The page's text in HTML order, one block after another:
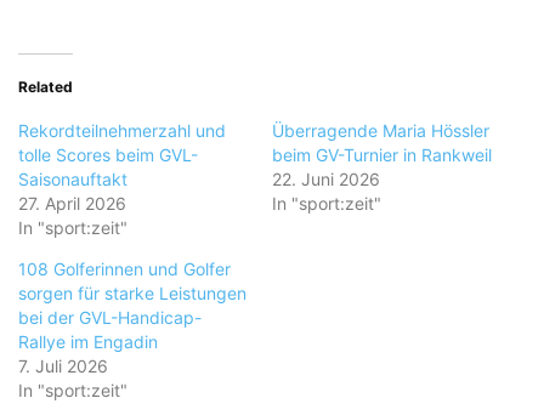
Related
Rekordteilnehmerzahl und
tolle Scores beim GVL-
Saisonauftakt
27. April 2026
In "sport:zeit"
Überragende Maria Hössler
beim GV-Turnier in Rankweil
22. Juni 2026
In "sport:zeit"
108 Golferinnen und Golfer
sorgen für starke Leistungen
bei der GVL-Handicap-
Rallye im Engadin
7. Juli 2026
In "sport:zeit"